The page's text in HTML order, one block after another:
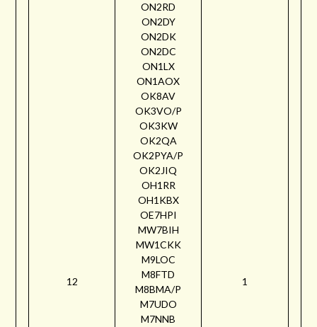
12
ON2RD
ON2DY
ON2DK
ON2DC
ON1LX
ON1AOX
OK8AV
OK3VO/P
OK3KW
OK2QA
OK2PYA/P
OK2JIQ
OH1RR
OH1KBX
OE7HPI
MW7BIH
MW1CKK
M9LOC
M8FTD
M8BMA/P
M7UDO
M7NNB
1